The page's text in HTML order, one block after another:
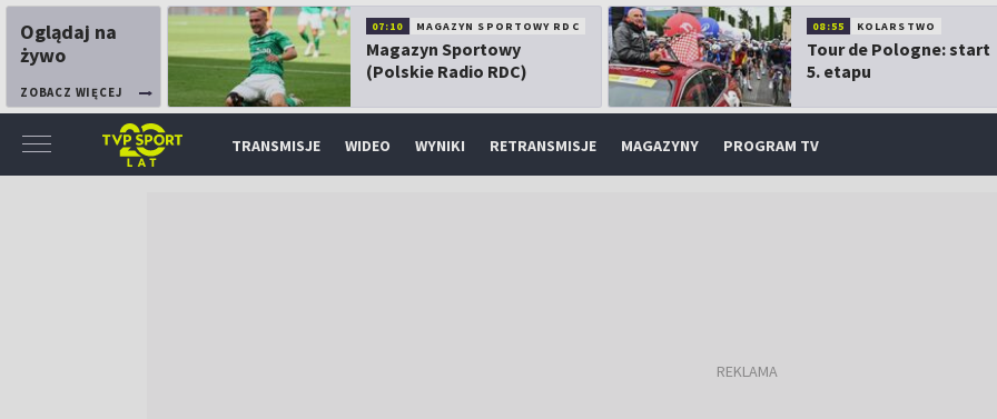
Oglądaj na
żywo
ZOBACZ WIĘCEJ
07:10 MAGAZYN SPORTOWY RDC
Magazyn Sportowy
(Polskie Radio RDC)
08:55 KOLARSTWO
Tour de Pologne: start
5. etapu
TRANSMISJE WIDEO WYNIKI RETRANSMISJE MAGAZYNY PROGRAM TV